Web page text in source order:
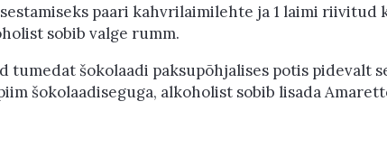
paari kahvrilaimilehte ja 1 laimi riivitud
sobib valge rumm.
tumedat šokolaadi paksupõhjalises potis pidevalt
šokolaadiseguga, alkoholist sobib lisada